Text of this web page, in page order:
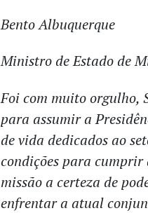
Bento Albuquerque
Ministro de Estado de
Foi com muito orgulho,
para assumir a
de vida dedicados ao
condições para cumprir
missão a certeza de
enfrentar a atual